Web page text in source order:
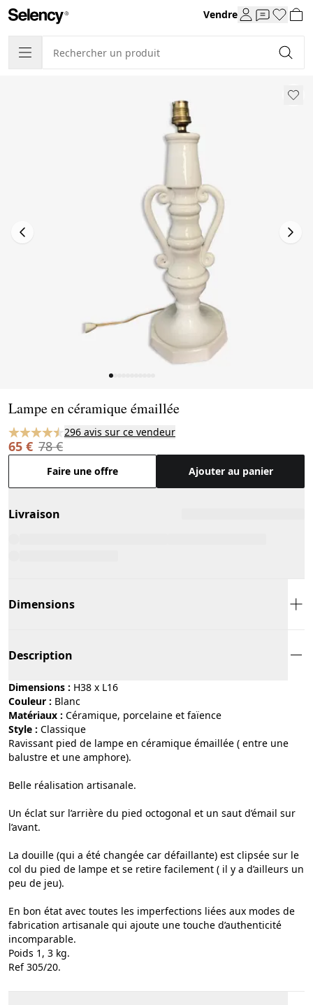
Vendre
Lampe en céramique émaillée
296 avis sur ce vendeur
65 € 78 €
Faire une offre Ajouter au panier
Livraison
Dimensions
Description
Dimensions : H38 x L16
Couleur :
blanc
Matériaux :
céramique, porcelaine et faïence
Style :
classique
Ravissant pied de lampe en céramique émaillée ( entre une
balustre et une amphore).
Belle réalisation artisanale.
Un éclat sur l’arrière du pied octogonal et un saut d’émail sur
l’avant.
La douille (qui a été changée car défaillante) est clipsée sur le
col du pied de lampe et se retire facilement ( il y a d’ailleurs un
peu de jeu).
En bon état avec toutes les imperfections liées aux modes de
fabrication artisanale qui ajoute une touche d’authenticité
incomparable.
Poids 1, 3 kg.
Ref 305/20.